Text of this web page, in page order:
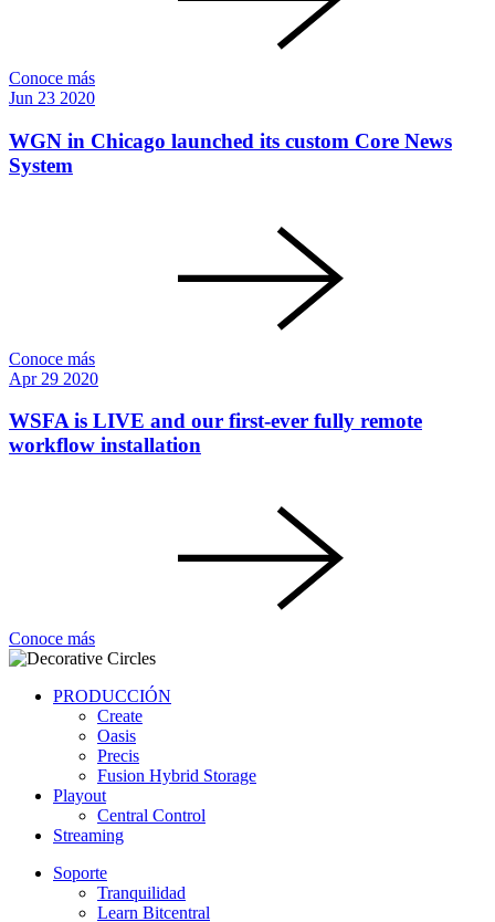
Conoce más
Jun 23 2020
WGN in Chicago launched its custom Core News
System
Conoce más
Apr 29 2020
WSFA is LIVE and our first-ever fully remote
workflow installation
Conoce más
PRODUCCIÓN
Create
Oasis
Precis
Fusion Hybrid Storage
Playout
Central Control
Streaming
Soporte
Tranquilidad
Learn Bitcentral